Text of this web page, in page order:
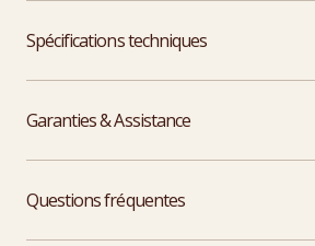
Spécifications techniques
Garanties & Assistance
Questions fréquentes